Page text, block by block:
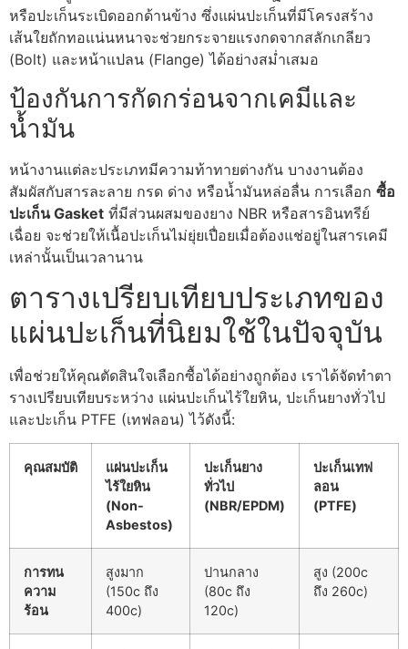
หรือปะเก็นระเบิดออกด้านข้าง ซึ่งแผ่นปะเก็นที่มีโครงสร้าง
เส้นใยถักทอแน่นหนาจะช่วยกระจายแรงกดจากสลักเกลียว
(Bolt) และหน้าแปลน (Flange) ได้อย่างสม่ำเสมอ
ป้องกันการกัดกร่อนจากเคมีและ
น้ำมัน
หน้างานแต่ละประเภทมีความท้าทายต่างกัน บางงานต้อง
สัมผัสกับสารละลาย กรด ด่าง หรือน้ำมันหล่อลื่น การเลือก ซื้อ
ปะเก็น Gasket ที่มีส่วนผสมของยาง NBR หรือสารอินทรีย์
เฉื่อย จะช่วยให้เนื้อปะเก็นไม่ยุ่ยเปื่อยเมื่อต้องแช่อยู่ในสารเคมี
เหล่านั้นเป็นเวลานาน
ตารางเปรียบเทียบประเภทของ
แผ่นปะเก็นที่นิยมใช้ในปัจจุบัน
เพื่อช่วยให้คุณตัดสินใจเลือกซื้อได้อย่างถูกต้อง เราได้จัดทำตา
รางเปรียบเทียบระหว่าง แผ่นปะเก็นไร้ใยหิน, ปะเก็นยางทั่วไป
และปะเก็น PTFE (เทฟลอน) ไว้ดังนี้:
คุณสมบัติ
แผ่นปะเก็น
ไร้ใยหิน
(Non-
Asbestos)
ปะเก็นยาง
ทั่วไป
(NBR/EPDM)
ปะเก็นเทฟ
ลอน
(PTFE)
การทน
ความ
ร้อน
สูงมาก
(150c ถึง
400c)
ปานกลาง
(80c ถึง
120c)
สูง (200c
ถึง 260c)